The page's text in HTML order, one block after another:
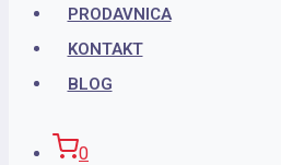
PRODAVNICA
KONTAKT
BLOG
0